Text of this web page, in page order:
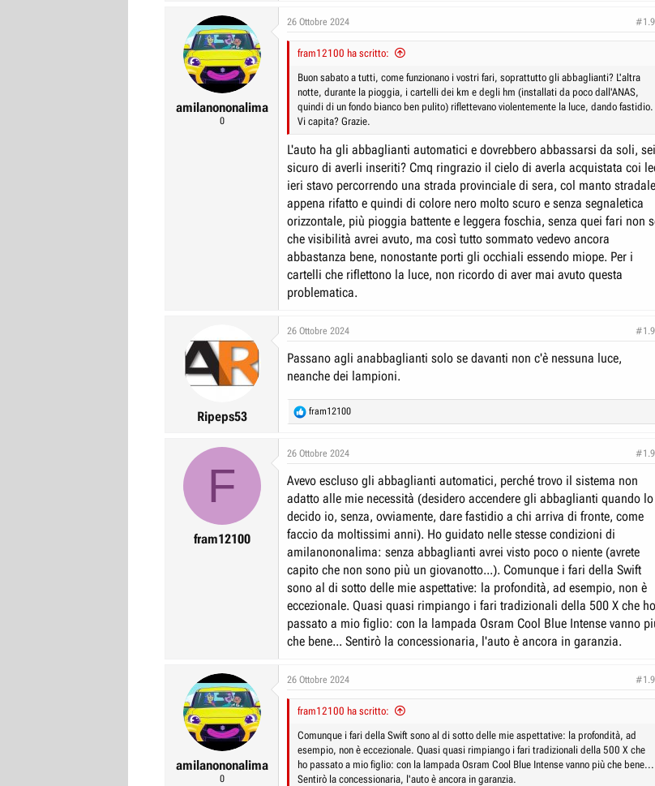
amilanononalima
0
26 Ottobre 2024
fram12100 ha scritto:
Buon sabato a tutti, come funzionano i vostri fari, soprattutto gli abbaglianti? L'altra
notte, durante la pioggia, i cartelli dei km e degli hm (installati da poco dall'ANAS,
quindi di un fondo bianco ben pulito) riflettevano violentemente la luce, dando fastidio.
Vi capita? Grazie.
L'auto ha gli abbaglianti automatici e dovrebbero abbassarsi da soli, sei
sicuro di averli inseriti? Cmq ringrazio il cielo di averla acquistata coi
ieri stavo percorrendo una strada provinciale di sera, col manto stradale
appena rifatto e quindi di colore nero molto scuro e senza segnaletica
orizzontale, più pioggia battente e leggera foschia, senza quei fari non
che visibilità avrei avuto, ma così tutto sommato vedevo ancora
abbastanza bene, nonostante porti gli occhiali essendo miope. Per i
cartelli che riflettono la luce, non ricordo di aver mai avuto questa
problematica.
Ripeps53
26 Ottobre 2024
Passano agli anabbaglianti solo se davanti non c'è nessuna luce,
neanche dei lampioni.
R
e
c
i
o
n
s
:
fram12100
F
fram12100
26 Ottobre 2024
Avevo escluso gli abbaglianti automatici, perché trovo il sistema non
adatto alle mie necessità (desidero accendere gli abbaglianti quando lo
decido io, senza, ovviamente, dare fastidio a chi arriva di fronte, come
faccio da moltissimi anni). Ho guidato nelle stesse condizioni di
amilanononalima: senza abbaglianti avrei visto poco o niente (avrete
capito che non sono più un giovanotto...). Comunque i fari della Swift
sono al di sotto delle mie aspettative: la profondità, ad esempio, non è
eccezionale. Quasi quasi rimpiango i fari tradizionali della 500 X che ho
passato a mio figlio: con la lampada Osram Cool Blue Intense vanno
che bene... Sentirò la concessionaria, l'auto è ancora in garanzia.
amilanononalima
0
26 Ottobre 2024
fram12100 ha scritto:
Comunque i fari della Swift sono al di sotto delle mie aspettative: la profondità, ad
esempio, non è eccezionale. Quasi quasi rimpiango i fari tradizionali della 500 X che
ho passato a mio figlio: con la lampada Osram Cool Blue Intense vanno più che bene...
Sentirò la concessionaria, l'auto è ancora in garanzia.